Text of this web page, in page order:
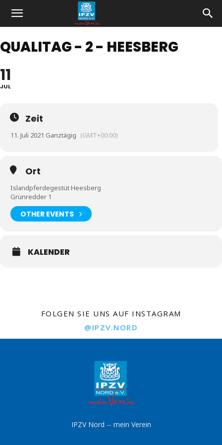
QUALITAG - 2 - HEESBERG
11
JUL
Zeit
11. Juli 2021 Ganztägig (GMT+00:00)
Ort
Islandpferdegestüt Heesberg
Grünredder 1
OTHER EVENTS
KALENDER
FOLGEN SIE UNS AUF INSTAGRAM
@IPZV.NORD
IPZV Nord -- mein Verein